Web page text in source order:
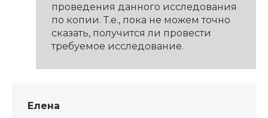
проведения данного исследования
по копии. Т.е., пока не можем точно
сказать, получится ли провести
требуемое исследование.
Елена